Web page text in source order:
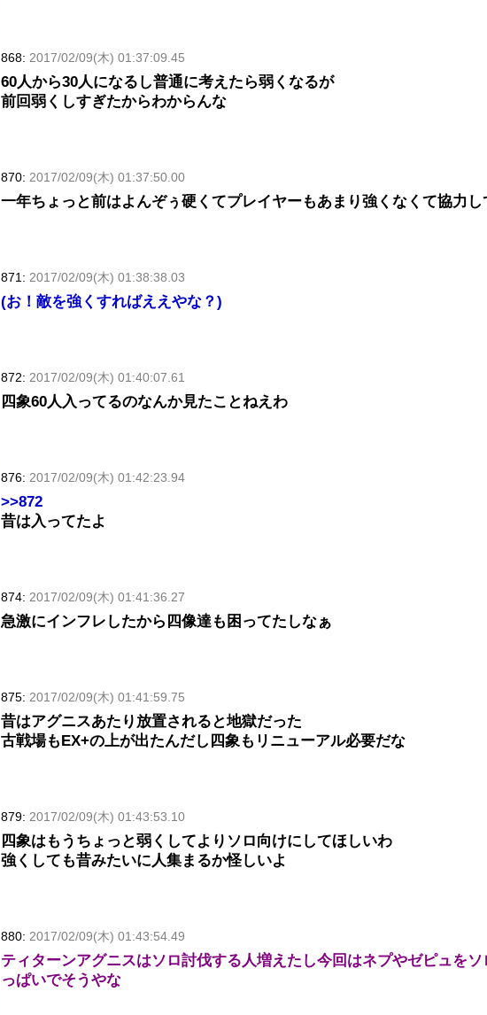
868: 2017/02/09(木) 01:37:09.45
60人から30人になるし普通に考えたら弱くなるが
前回弱くしすぎたからわからんな
870: 2017/02/09(木) 01:37:50.00
一年ちょっと前はよんぞぅ硬くてプレイヤーもあまり強くなくて協力
871: 2017/02/09(木) 01:38:38.03
(お！敵を強くすればええやな？)
872: 2017/02/09(木) 01:40:07.61
四象60人入ってるのなんか見たことねえわ
876: 2017/02/09(木) 01:42:23.94
>>872
昔は入ってたよ
874: 2017/02/09(木) 01:41:36.27
急激にインフレしたから四像達も困ってたしなぁ
875: 2017/02/09(木) 01:41:59.75
昔はアグニスあたり放置されると地獄だった
古戦場もEX+の上が出たんだし四象もリニューアル必要だな
879: 2017/02/09(木) 01:43:53.10
四象はもうちょっと弱くしてよりソロ向けにしてほしいわ
強くしても昔みたいに人集まるか怪しいよ
880: 2017/02/09(木) 01:43:54.49
ティターンアグニスはソロ討伐する人増えたし今回はネプやゼピュを
っぱいでそうやな